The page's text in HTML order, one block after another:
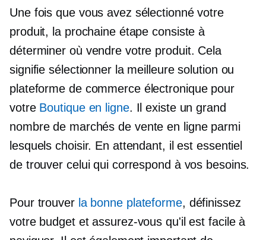
Une fois que vous avez sélectionné votre
produit, la prochaine étape consiste à
déterminer où vendre votre produit. Cela
signifie sélectionner la meilleure solution ou
plateforme de commerce électronique pour
votre Boutique en ligne. Il existe un grand
nombre de marchés de vente en ligne parmi
lesquels choisir. En attendant, il est essentiel
de trouver celui qui correspond à vos besoins.
Pour trouver la bonne plateforme, définissez
votre budget et assurez-vous qu'il est facile à